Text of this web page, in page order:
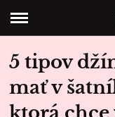
5 tipov
mať v